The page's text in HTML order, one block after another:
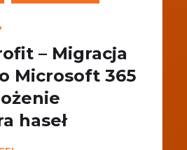
– Migracja
Microsoft 365
haseł